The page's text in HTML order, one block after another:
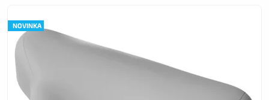
NOVINKA